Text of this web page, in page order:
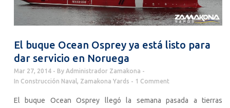
El buque Ocean Osprey ya está listo para
dar servicio en Noruega
Mar 27, 2014 By Administrador Zamakona
In Construcción Naval, Zamakona Yards 1 Comment
El buque Ocean Osprey llegó la semana pasada a tierras